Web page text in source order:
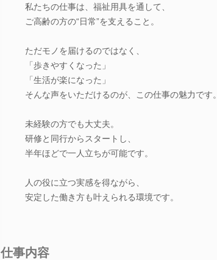
私たちの仕事は、福祉用具を通して、
ご高齢の方の“日常”を支えること。
ただモノを届けるのではなく、
「歩きやすくなった」
「生活が楽になった」
そんな声をいただけるのが、この仕事の魅力です。
未経験の方でも大丈夫。
研修と同行からスタートし、
半年ほどで一人立ちが可能です。
人の役に立つ実感を得ながら、
安定した働き方も叶えられる環境です。
仕事内容